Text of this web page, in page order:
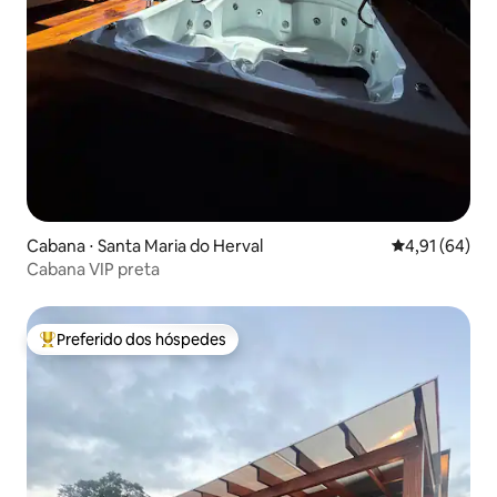
Cabana ⋅ Santa Maria do Herval 4,91 de uma
4,91 (64)
Cabana VIP preta
Entre os melhores preferidos dos hóspedes
Preferido dos hóspedes